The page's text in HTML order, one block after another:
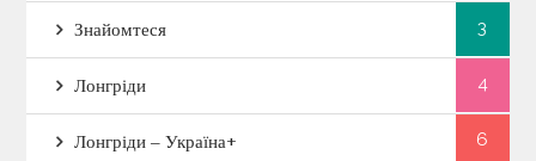
Знайомтеся 3
Лонгріди 4
Лонгріди – Україна+ 6